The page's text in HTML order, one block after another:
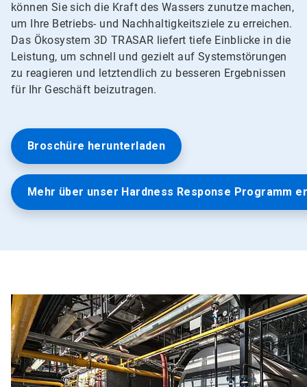
können Sie sich die Kraft des Wassers zunutze machen,
um Ihre Betriebs- und Nachhaltigkeitsziele zu erreichen.
Das Ökosystem 3D TRASAR liefert tiefe Einblicke in die
Leistung, um schnell und gezielt auf Systemstörungen
zu reagieren und letztendlich zu besseren Ergebnissen
für Ihr Geschäft beizutragen.
Broschüre herunterladen
Mehr über unser Hardness Response Programm